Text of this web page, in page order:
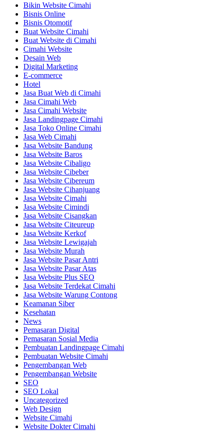
Bikin Website Cimahi
Bisnis Online
Bisnis Otomotif
Buat Website Cimahi
Buat Website di Cimahi
Cimahi Website
Desain Web
Digital Marketing
E-commerce
Hotel
Jasa Buat Web di Cimahi
Jasa Cimahi Web
Jasa Cimahi Website
Jasa Landingpage Cimahi
Jasa Toko Online Cimahi
Jasa Web Cimahi
Jasa Website Bandung
Jasa Website Baros
Jasa Website Cibaligo
Jasa Website Cibeber
Jasa Website Cibereum
Jasa Website Cihanjuang
Jasa Website Cimahi
Jasa Website Cimindi
Jasa Website Cisangkan
Jasa Website Citeureup
Jasa Website Kerkof
Jasa Website Lewigajah
Jasa Website Murah
Jasa Website Pasar Antri
Jasa Website Pasar Atas
Jasa Website Plus SEO
Jasa Website Terdekat Cimahi
Jasa Website Warung Contong
Keamanan Siber
Kesehatan
News
Pemasaran Digital
Pemasaran Sosial Media
Pembuatan Landingpage Cimahi
Pembuatan Website Cimahi
Pengembangan Web
Pengembangan Website
SEO
SEO Lokal
Uncategorized
Web Design
Website Cimahi
Website Dokter Cimahi